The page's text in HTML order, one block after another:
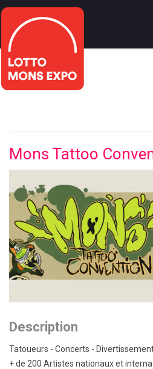
Mons Tattoo
Description
Tatoueurs - Concerts -
+ de 200 Artistes nationaux et